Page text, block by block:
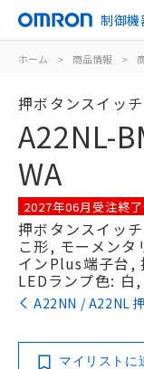
制御機
ホーム > 商品情報 >
押ボタンスイッチ
A22NL-
WA
2027年06月受注終
押ボタンスイッ
こ形, モーメン
インPlus端子台,
LEDランプ色: 白
A22NN / A22NL
マイリストに